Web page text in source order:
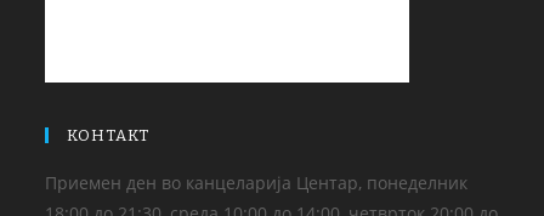
КОНТАКТ
Приемен ден во канцеларија Центар, понеделник